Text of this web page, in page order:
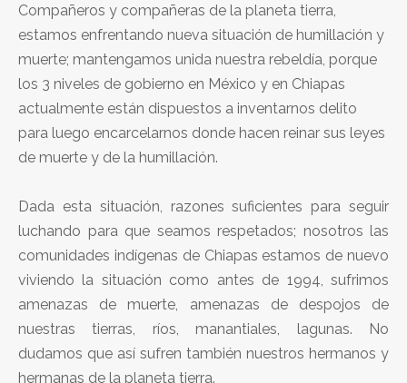
Compañeros y compañeras de la planeta tierra,
estamos enfrentando nueva situación de humillación y
muerte; mantengamos unida nuestra rebeldía, porque
los 3 niveles de gobierno en México y en Chiapas
actualmente están dispuestos a inventarnos delito
para luego encarcelarnos donde hacen reinar sus leyes
de muerte y de la humillación.
Dada esta situación, razones suficientes para seguir
luchando para que seamos respetados; nosotros las
comunidades indígenas de Chiapas estamos de nuevo
viviendo la situación como antes de 1994, sufrimos
amenazas de muerte, amenazas de despojos de
nuestras tierras, ríos, manantiales, lagunas. No
dudamos que así sufren también nuestros hermanos y
hermanas de la planeta tierra.